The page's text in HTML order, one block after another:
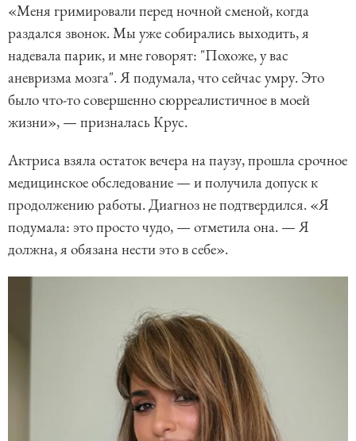
«Меня гримировали перед ночной сменой, когда
раздался звонок. Мы уже собирались выходить, я
надевала парик, и мне говорят: "Похоже, у вас
аневризма мозга". Я подумала, что сейчас умру. Это
было что-то совершенно сюрреалистичное в моей
жизни», — призналась Крус.
Актриса взяла остаток вечера на паузу, прошла срочное
медицинское обследование — и получила допуск к
продолжению работы. Диагноз не подтвердился. «Я
подумала: это просто чудо, — отметила она. — Я
должна, я обязана нести это в себе».